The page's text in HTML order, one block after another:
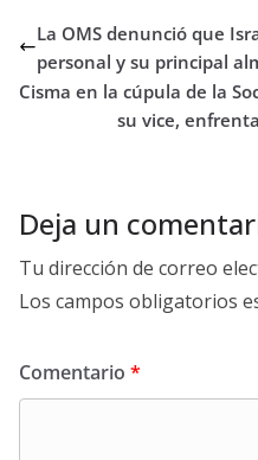
La OMS denunció que
personal y su principal
Cisma en la cúpula de la
su vice,
Deja un
Tu dirección de correo
Los campos obligatorios
Comentario *